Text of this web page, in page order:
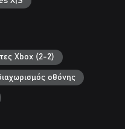
Xbox (2-2)
οθόνης